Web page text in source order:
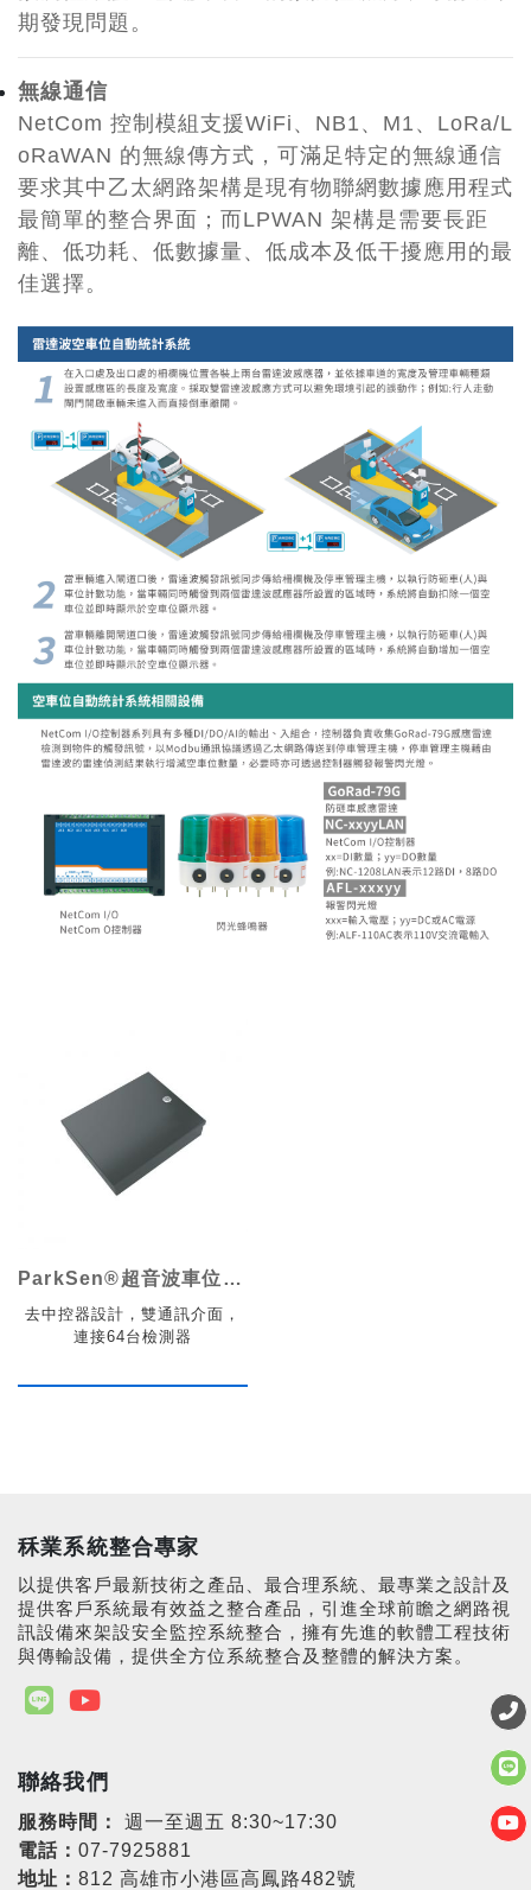
期發現問題。
​無線通信
NetCom 控制模組支援WiFi、NB1、M1、LoRa/L
oRaWAN 的無線傳方式，可滿足特定的無線通信
要求其中乙太網路架構是現有物聯網數據應用程式
最簡單的整合界面；而LPWAN 架構是需要長距
離、低功耗、低數據量、低成本及低干擾應用的最
佳選擇。
ParkSen®超音波車位檢測控制器
去中控器設計，雙通訊介面，
連接64台檢測器
秝業系統整合專家
以提供客戶最新技術之產品、最合理系統、最專業之設計及
提供客戶系統最有效益之整合產品，引進全球前瞻之網路視
訊設備來架設安全監控系統整合，擁有先進的軟體工程技術
與傳輸設備，提供全方位系統整合及整體的解決方案。
聯絡我們
服務時間：
週一至週五 8:30~17:30
電話： 07-7925881
地址： 812 高雄市小港區高鳳路482號